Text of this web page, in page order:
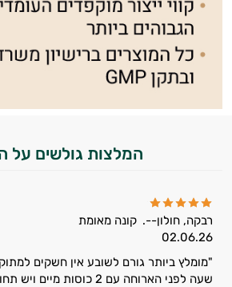
המלצות גולשים על
רבקה, חולון--. קונה מאומת
02.06.26
"מומלץ ביותר גורם לשובע אין חשקים
שעה לפני הארוחה עם 2 כוסות